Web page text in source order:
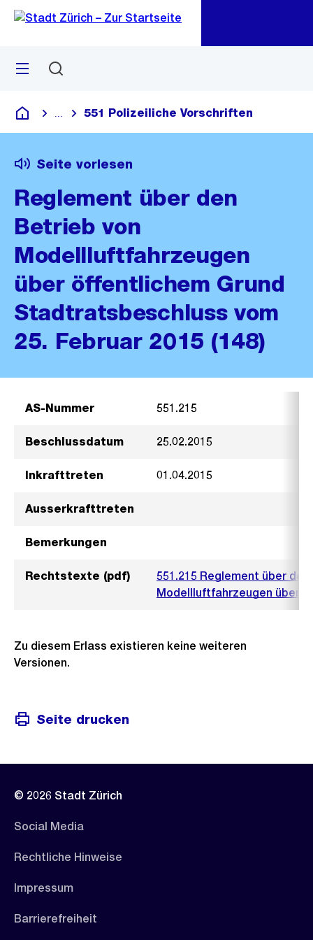
Navigation
Sprunglink
Menü
Deutsch
Blende alle Breadcrumbs ein
551 Polizeiliche Vorschriften
Seite vorlesen
Reglement über den
Betrieb von
Modellluftfahrzeugen
über öffentlichem Grund
Stadtratsbeschluss vom
25. Februar 2015 (148)
AS-Nummer 551.215
Beschlussdatum 25.02.2015
Inkrafttreten 01.04.2015
Ausserkrafttreten
Bemerkungen
Rechtstexte (pdf)
551.215 Reglement über
Modellluftfahrzeugen über
Zu diesem Erlass existieren keine weiteren
Versionen.
Seite drucken
© 2026 Stadt Zürich
Social Media
Rechtliche Hinweise
Impressum
Barrierefreiheit